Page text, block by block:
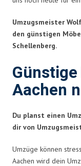
Umzugsmeister
den günstigen
Schellenberg.
Aachen
Du planst einen
dir von
Umzüge können
Aachen wird dein